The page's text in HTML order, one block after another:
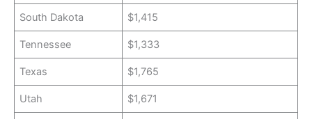
South Dakota $1,415
Tennessee $1,333
Texas $1,765
Utah $1,671